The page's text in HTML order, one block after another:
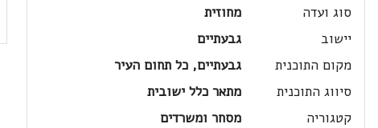
סוג ועדה
מחוזית
יישוב
גבעתיים
מקום התוכנית
גבעתיים, כל תחום העיר
סיווג התוכנית
מתאר כלל ישובית
קטגוריה
מסחר ומשרדים